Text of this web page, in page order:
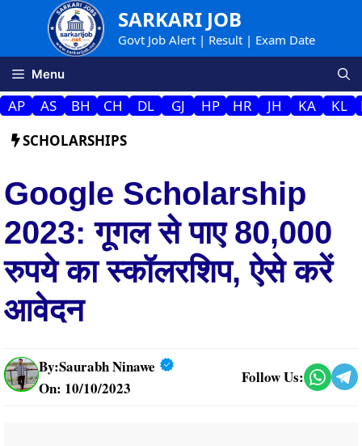
SARKARI JOB
Govt Job Alert | Result | Exam Date
Menu
AP AS BH CH DL GJ HP HR JH KA KL
SCHOLARSHIPS
Google Scholarship
2023: गूगल से पाए 80,000
रुपये का स्कॉलरशिप, ऐसे करें
आवेदन
By:Saurabh Ninawe
On: 10/10/2023
Follow Us: